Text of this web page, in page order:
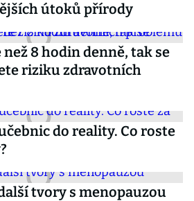
útoků přírody
8 hodin denně, tak se
riziku zdravotních
učebnic do reality. Co roste
tvory s menopauzou